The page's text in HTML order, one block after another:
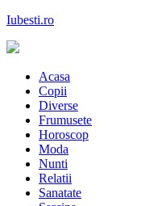
Skip
content
Iubesti.ro
astazi
Acasa
Copii
Diverse
Frumusete
Horoscop
Moda
Nunti
Relatii
Sanatate